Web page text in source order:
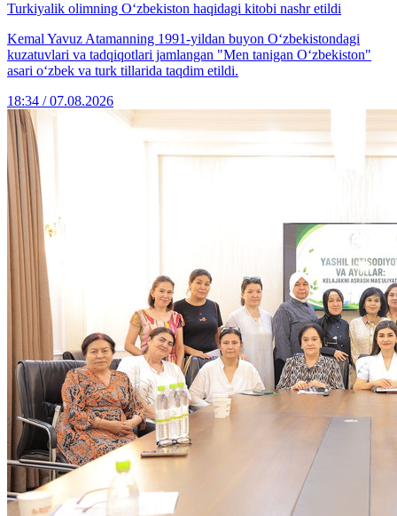
Turkiyalik olimning O‘zbekiston haqidagi kitobi nashr etildi
Kemal Yavuz Atamanning 1991-yildan buyon O‘zbekistondagi
kuzatuvlari va tadqiqotlari jamlangan "Men tanigan O‘zbekiston"
asari o‘zbek va turk tillarida taqdim etildi.
18:34 / 07.08.2026